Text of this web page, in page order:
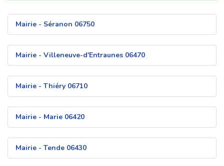
Mairie - Séranon 06750
Mairie - Villeneuve-d'Entraunes 06470
Mairie - Thiéry 06710
Mairie - Marie 06420
Mairie - Tende 06430